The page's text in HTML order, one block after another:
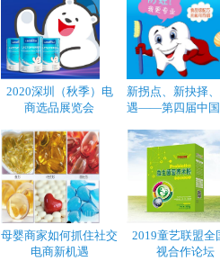
2020深圳（秋季）电
商选品展览会
新拐点、新抉择
遇——第四届中国
母婴商家如何抓住社交
电商新机遇
2019童艺联盟全
视合作论坛